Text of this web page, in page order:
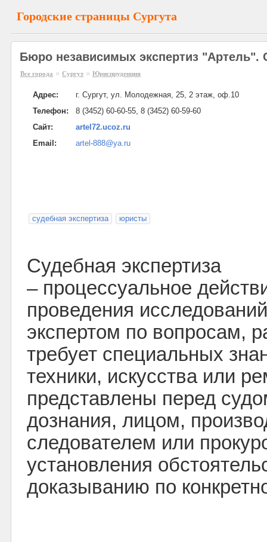
Городские страницы Сургута
Бюро независимых экспертиз "Артель".
Все города » Сургут » Юриспруденция
Адрес:
г. Сургут, ул. Молодежная, 25, 2 этаж, оф.10
Телефон:
8 (3452) 60-60-55, 8 (3452) 60-59-60
Сайт:
artel72.ucoz.ru
Email:
artel-888@ya.ru
судебная экспертиза юристы
Судебная экспертиза
– процессуальное
проведения
экспертом по вопросам,
требует специальных
техники, искусства или
представлены перед
дознания, лицом,
следователем или
установления
доказыванию по